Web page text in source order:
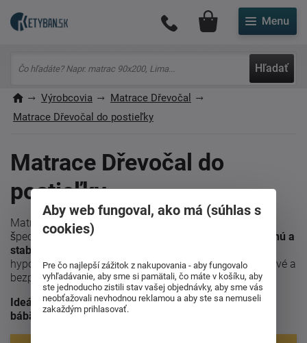
Hľadať
Môj účet
Výrobcovia
Matrace Dřevočal
Matrace Dřevočal do postieľky
Matrace Dřevočal do
postieľky
Matrace do postieľky od českého výrobcu
špeciálne navrhnuté pre najmenšie deti.
Poskytujú pevnú a
stabilnú oporu pre správny vývoj chrbtice
hypoalergénne a priedušné materiály zabezpečujú zdravé a
bezpečné prostredie na spánok.
Ideálna voľba pre pohodlie a pokojný spánok vášho
bábätka.
Aby web fungoval, ako má (súhlas s
cookies)
Pre čo najlepší zážitok z nakupovania - aby fungovalo
vyhľadávanie, aby sme si pamätali, čo máte v košíku, aby
ste jednoducho zistili stav vašej objednávky, aby sme vás
neobťažovali nevhodnou reklamou a aby ste sa nemuseli
zakaždým prihlasovať.